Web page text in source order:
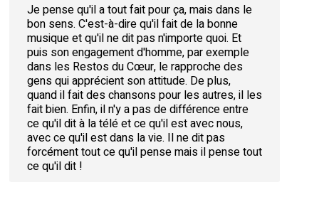
Je pense qu'il a tout fait pour ça, mais dans le
bon sens. C'est-à-dire qu'il fait de la bonne
musique et qu'il ne dit pas n'importe quoi. Et
puis son engagement d'homme, par exemple
dans les Restos du Cœur, le rapproche des
gens qui apprécient son attitude. De plus,
quand il fait des chansons pour les autres, il les
fait bien. Enfin, il n'y a pas de différence entre
ce qu'il dit à la télé et ce qu'il est avec nous,
avec ce qu'il est dans la vie. Il ne dit pas
forcément tout ce qu'il pense mais il pense tout
ce qu'il dit !